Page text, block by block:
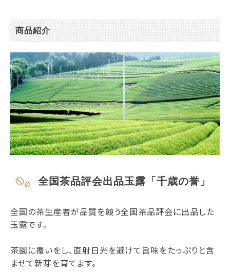
商品紹介
全国茶品評会出品玉露「千歳の誉」
全国の茶生産者が品質を競う全国茶品評会に出品した
玉露です。
茶園に覆いをし、直射日光を避けて旨味をたっぷりと含
ませて新芽を育てます。